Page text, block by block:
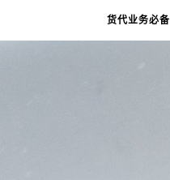
货代业务必备